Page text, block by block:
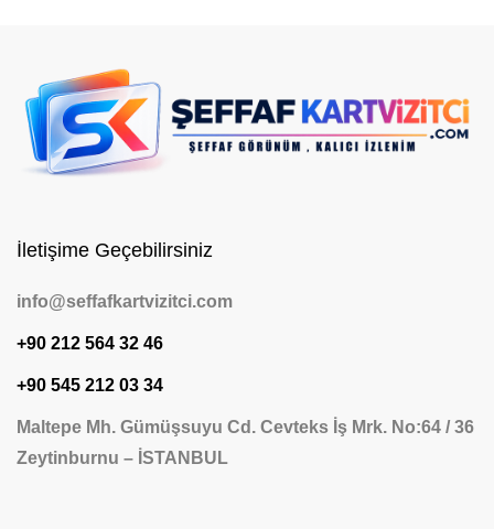
İletişime Geçebilirsiniz
info@seffafkartvizitci.com
+90 212 564 32 46
+90 545 212 03 34
Maltepe Mh. Gümüşsuyu Cd. Cevteks İş Mrk. No:64 / 36
Zeytinburnu – İSTANBUL